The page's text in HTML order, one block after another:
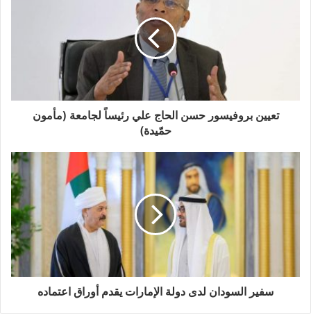
تعيين بروفيسور حسن الحاج علي رئيساً لجامعة (مأمون
حمّيدة)
سفير السودان لدى دولة الإمارات يقدم أوراق اعتماده